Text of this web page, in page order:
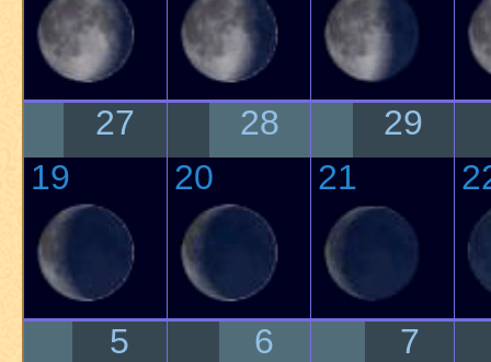
27
19
28
20
29
21
5
6
7